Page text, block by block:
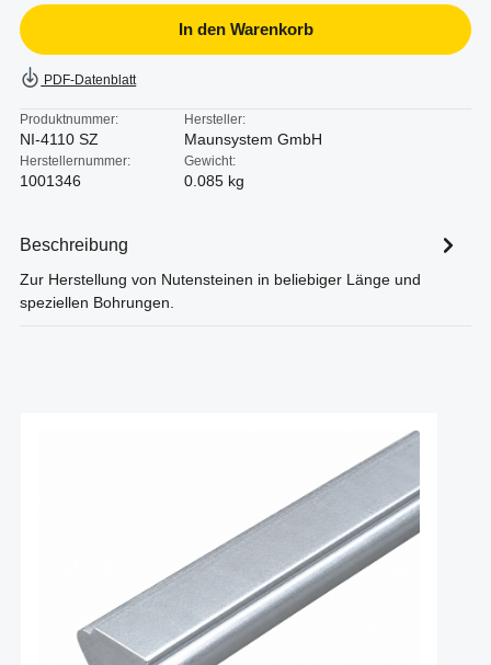
In den Warenkorb
PDF-Datenblatt
Produktnummer:
NI-4110 SZ
Hersteller:
Maunsystem GmbH
Herstellernummer:
1001346
Gewicht:
0.085 kg
Beschreibung
Zur Herstellung von Nutensteinen in beliebiger Länge und
speziellen Bohrungen.